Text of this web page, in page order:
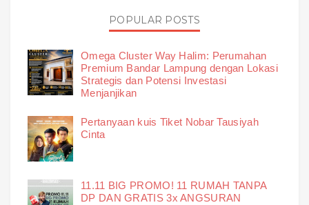
POPULAR POSTS
Omega Cluster Way Halim: Perumahan
Premium Bandar Lampung dengan Lokasi
Strategis dan Potensi Investasi
Menjanjikan
Pertanyaan kuis Tiket Nobar Tausiyah
Cinta
11.11 BIG PROMO! 11 RUMAH TANPA
DP DAN GRATIS 3x ANGSURAN